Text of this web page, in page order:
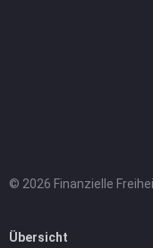
© 2026 Finanzielle
Übersicht